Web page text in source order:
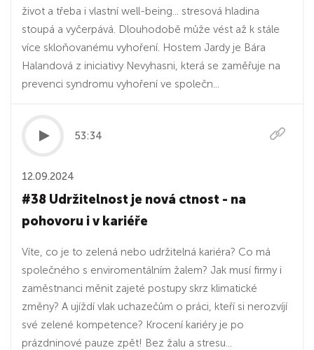
život a třeba i vlastní well-being... stresová hladina
stoupá a vyčerpává. Dlouhodobě může vést až k stále
více skloňovanému vyhoření. Hostem Jardy je Bára
Halandová z iniciativy Nevyhasni, která se zaměřuje na
prevenci syndromu vyhoření ve společn...
53:34
12.09.2024
#38 Udržitelnost je nová ctnost - na
pohovoru i v kariéře
Víte, co je to zelená nebo udržitelná kariéra? Co má
společného s enviromentálním žalem? Jak musí firmy i
zaměstnanci měnit zajeté postupy skrz klimatické
změny? A ujíždí vlak uchazečům o práci, kteří si nerozvíjí
své zelené kompetence? Krocení kariéry je po
prázdninové pauze zpět! Bez žalu a stresu...